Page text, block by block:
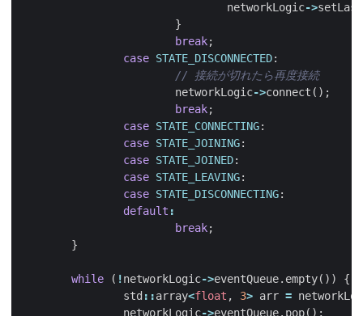
networkLogic->
}
break;
case STATE_DISCONNECTED:
networkLogic->connect ();
break;
case STATE_CONNECTING:
case STATE_JOINING:
case STATE_JOINED:
case STATE_LEAVING:
case STATE_DISCONNECTING:
default :
break;
}
while ( !networkLogic->eventQueue. empty())
{
std ::array<float , 3> arr =
networkLogic->eventQueue. pop();